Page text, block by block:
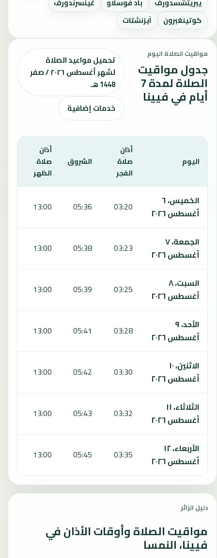
يبريتشسدورف باد فوسلاو
غينسرندورف
كوتينغبرون
آيزنشتات
مواقيت الصلاة اليوم
جدول مواقيت
الصلاة لمدة 7
أيام في فيينا
تحميل مواعيد الصلاة
لشهر أغسطس ٢٠٢٦ / صفر
1448 هـ
خدمات إضافية
اليوم
أذان
صلاة
الفجر
الشروق
أذان
صلاة
الظهر
الخميس، ٦
أغسطس ٢٠٢٦
03:20
05:36
13:00
الجمعة، ٧
أغسطس ٢٠٢٦
03:23
05:38
13:00
السبت، ٨
أغسطس ٢٠٢٦
03:25
05:39
13:00
الأحد، ٩
أغسطس ٢٠٢٦
03:28
05:41
13:00
الاثنين، ١٠
أغسطس ٢٠٢٦
03:30
05:42
13:00
الثلاثاء، ١١
أغسطس ٢٠٢٦
03:32
05:43
13:00
الأربعاء، ١٢
أغسطس ٢٠٢٦
03:35
05:45
13:00
دليل الزائر
مواقيت الصلاة وأوقات الأذان في
فيينا، النمسا